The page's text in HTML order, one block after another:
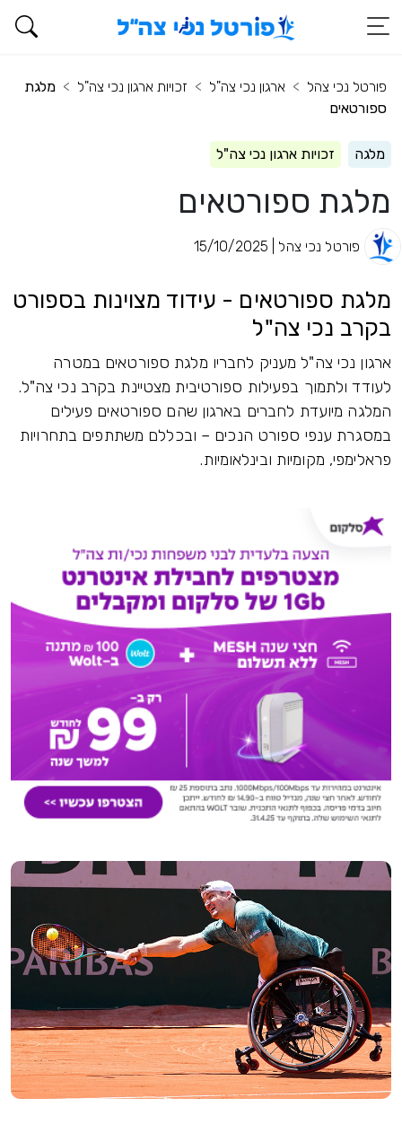
פורטל נכי צהל ארגון נכי צה"ל זכויות ארגון נכי צה"ל
מלגת
ספורטאים
מלגה זכויות ארגון נכי צה"ל
מלגת ספורטאים
פורטל נכי צהל | 15/10/2025
מלגת ספורטאים - עידוד מצוינות בספורט
בקרב נכי צה"ל
ארגון נכי צה"ל מעניק לחבריו מלגת ספורטאים במטרה
לעודד ולתמוך בפעילות ספורטיבית מצטיינת בקרב נכי צה"ל.
המלגה מיועדת לחברים בארגון שהם ספורטאים פעילים
במסגרת ענפי ספורט הנכים – ובכללם משתתפים בתחרויות
פראלימפי, מקומיות ובינלאומיות.